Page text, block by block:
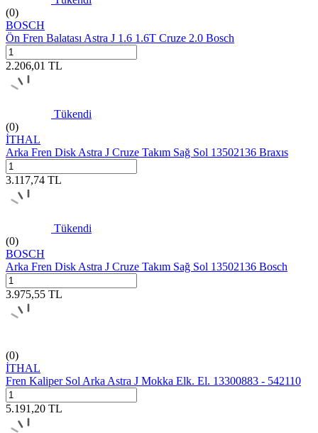
(0)
BOSCH
Ön Fren Balatası Astra J 1.6 1.6T Cruze 2.0 Bosch
2.206,01 TL
Tükendi
(0)
İTHAL
Arka Fren Disk Astra J Cruze Takım Sağ Sol 13502136 Braxıs
3.117,74 TL
Tükendi
(0)
BOSCH
Arka Fren Disk Astra J Cruze Takım Sağ Sol 13502136 Bosch
3.975,55 TL
(0)
İTHAL
Fren Kaliper Sol Arka Astra J Mokka Elk. El. 13300883 - 542110
5.191,20 TL